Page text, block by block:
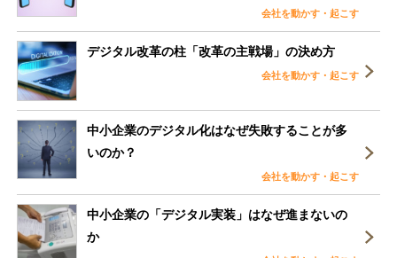
会社を動かす・起こす
デジタル改革の柱「改革の主戦場」の決め方
会社を動かす・起こす
中小企業のデジタル化はなぜ失敗することが多
いのか？
会社を動かす・起こす
中小企業の「デジタル実装」はなぜ進まないの
か